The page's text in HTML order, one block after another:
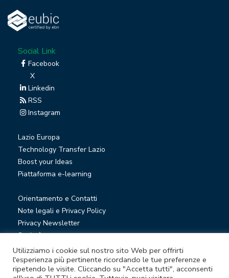
Social Link
Facebook
X
Linkedin
RSS
Instagram
Lazio Europa
Technology Transfer Lazio
Boost your Ideas
Piattaforma e-learning
Orientamento e Contatti
Note legali e Privacy Policy
Privacy Newsletter
Società trasparente
Whistleblowing
Utilizziamo i cookie sul nostro sito Web per offrirti
l'esperienza più pertinente ricordando le tue preferenze e
ripetendo le visite. Cliccando su "Accetta tutti", acconsenti